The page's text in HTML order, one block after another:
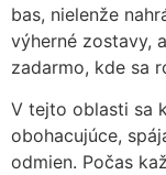
bas, nielenže
výherné zostavy,
zadarmo, kde sa
V tejto oblasti sa
obohacujúce,
odmien. Počas